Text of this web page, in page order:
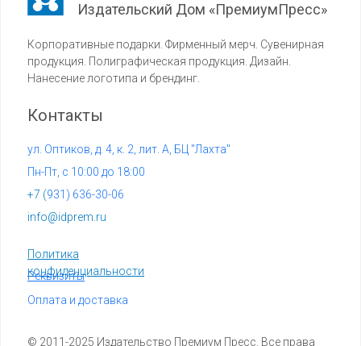
© 2011-2025 Издательство Премиум Пресс. Все права
Издательский Дом «ПремиумПресс»
Корпоративные подарки. Фирменный мерч. Сувенирная
продукция. Полиграфическая продукция. Дизайн.
Нанесение логотипа и брендинг.
info@idprem.ru
Контакты
Политика
конфиденциальности
+7 (931) 636-30-06
Реквизиты
ул. Оптиков, д. 4, к. 2, лит. А, БЦ "Лахта"
Оплата и доставка
Пн-Пт, с 10:00 до 18:00